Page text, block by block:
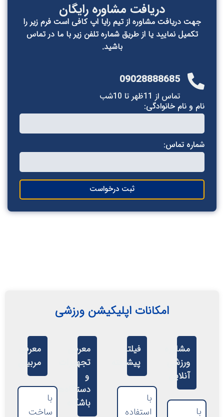
دریافت مشاوره رایگان
جهت دریافت مشاوره از تیم رایا اپ کافی است فرم زیر را
تکمیل نمایید یا از طریق شماره تلفن زیر با ما در تماس
09028888685
تماس از 11ظهر تا 10شب
و نام خانوادگی:
تماس:
ثبت درخواست
امکانات اپلیکیشن ورزشی
مشاوره
ورزشی
آنلاین
پیشرفته
با
استفاده
معرفی
تجهیزات
دستگاه‌های
باشگاه
معرفی
مربیان
ساخت